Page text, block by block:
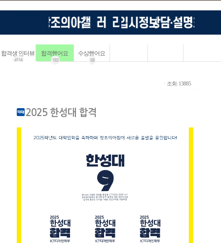
합격생 인터뷰
4114
합격했어요
183
수상했어요
68
ㆍ조회: 13885
2025 한성대 합격